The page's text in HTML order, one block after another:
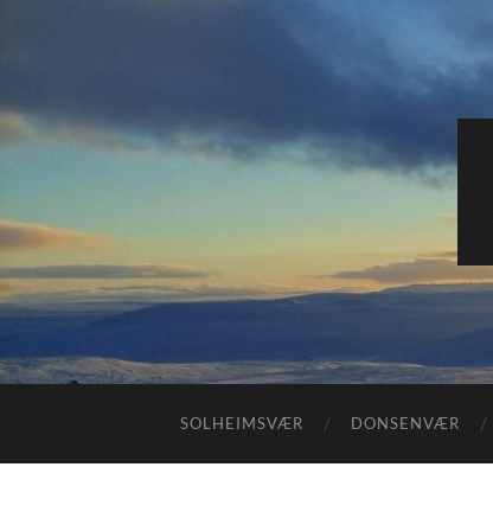
SOLHEIMSVÆR DONSENVÆR